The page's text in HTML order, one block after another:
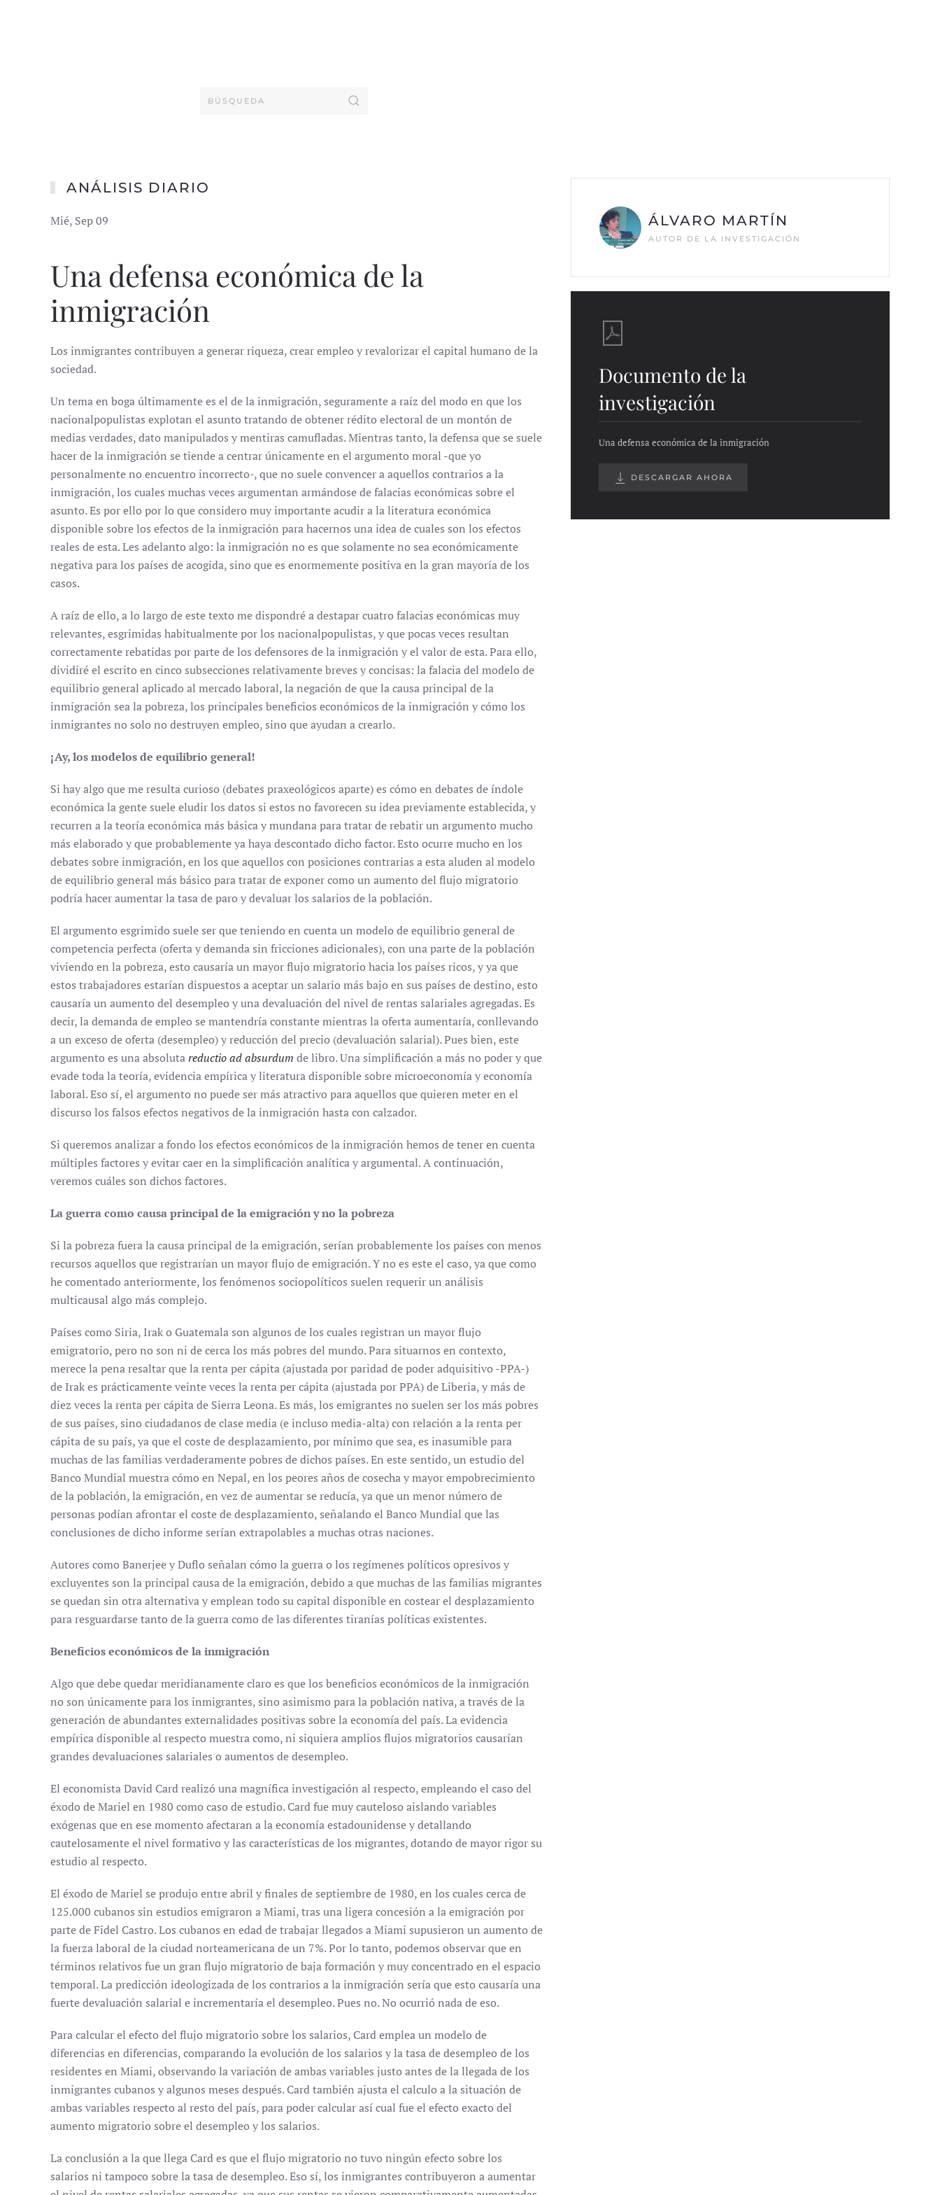
ANÁLISIS DIARIO
Mié, Sep 09
Una defensa económica de la
inmigración
Los inmigrantes contribuyen a generar riqueza, crear empleo y revalorizar el capital humano de la
sociedad.
Un tema en boga últimamente es el de la inmigración, seguramente a raíz del modo en que los
nacionalpopulistas explotan el asunto tratando de obtener rédito electoral de un montón de
medias verdades, dato manipulados y mentiras camufladas. Mientras tanto, la defensa que se suele
hacer de la inmigración se tiende a centrar únicamente en el argumento moral -que yo
personalmente no encuentro incorrecto-, que no suele convencer a aquellos contrarios a la
inmigración, los cuales muchas veces argumentan armándose de falacias económicas sobre el
asunto. Es por ello por lo que considero muy importante acudir a la literatura económica
disponible sobre los efectos de la inmigración para hacernos una idea de cuales son los efectos
reales de esta. Les adelanto algo: la inmigración no es que solamente no sea económicamente
negativa para los países de acogida, sino que es enormemente positiva en la gran mayoría de los
casos.
A raíz de ello, a lo largo de este texto me dispondré a destapar cuatro falacias económicas muy
relevantes, esgrimidas habitualmente por los nacionalpopulistas, y que pocas veces resultan
correctamente rebatidas por parte de los defensores de la inmigración y el valor de esta. Para ello,
dividiré el escrito en cinco subsecciones relativamente breves y concisas: la falacia del modelo de
equilibrio general aplicado al mercado laboral, la negación de que la causa principal de la
inmigración sea la pobreza, los principales beneficios económicos de la inmigración y cómo los
inmigrantes no solo no destruyen empleo, sino que ayudan a crearlo.
¡Ay, los modelos de equilibrio general!
Si hay algo que me resulta curioso (debates praxeológicos aparte) es cómo en debates de índole
económica la gente suele eludir los datos si estos no favorecen su idea previamente establecida, y
recurren a la teoría económica más básica y mundana para tratar de rebatir un argumento mucho
más elaborado y que probablemente ya haya descontado dicho factor. Esto ocurre mucho en los
debates sobre inmigración, en los que aquellos con posiciones contrarias a esta aluden al modelo
de equilibrio general más básico para tratar de exponer como un aumento del flujo migratorio
podría hacer aumentar la tasa de paro y devaluar los salarios de la población.
El argumento esgrimido suele ser que teniendo en cuenta un modelo de equilibrio general de
competencia perfecta (oferta y demanda sin fricciones adicionales), con una parte de la población
viviendo en la pobreza, esto causaría un mayor flujo migratorio hacia los países ricos, y ya que
estos trabajadores estarían dispuestos a aceptar un salario más bajo en sus países de destino, esto
causaría un aumento del desempleo y una devaluación del nivel de rentas salariales agregadas. Es
decir, la demanda de empleo se mantendría constante mientras la oferta aumentaría, conllevando
a un exceso de oferta (desempleo) y reducción del precio (devaluación salarial). Pues bien, este
argumento es una absolutareductio ad absurdum de libro. Una simplificación a más no poder y que
evade toda la teoría, evidencia empírica y literatura disponible sobre microeconomía y economía
laboral. Eso sí, el argumento no puede ser más atractivo para aquellos que quieren meter en el
discurso los falsos efectos negativos de la inmigración hasta con calzador.
Si queremos analizar a fondo los efectos económicos de la inmigración hemos de tener en cuenta
múltiples factores y evitar caer en la simplificación analítica y argumental. A continuación,
veremos cuáles son dichos factores.
La guerra como causa principal de la emigración y no la pobreza
Si la pobreza fuera la causa principal de la emigración, serían probablemente los países con menos
recursos aquellos que registrarían un mayor flujo de emigración. Y no es este el caso, ya que como
he comentado anteriormente, los fenómenos sociopolíticos suelen requerir un análisis
multicausal algo más complejo.
Países como Siria, Irak o Guatemala son algunos de los cuales registran un mayor flujo
emigratorio, pero no son ni de cerca los más pobres del mundo. Para situarnos en contexto,
merece la pena resaltar que la renta per cápita (ajustada por paridad de poder adquisitivo -PPA-)
de Irak es prácticamente veinte veces la renta per cápita (ajustada por PPA) de Liberia, y más de
diez veces la renta per cápita de Sierra Leona. Es más, los emigrantes no suelen ser los más pobres
de sus países, sino ciudadanos de clase media (e incluso media-alta) con relación a la renta per
cápita de su país, ya que el coste de desplazamiento, por mínimo que sea, es inasumible para
muchas de las familias verdaderamente pobres de dichos países. En este sentido, un estudio del
Banco Mundial muestra cómo en Nepal, en los peores años de cosecha y mayor empobrecimiento
de la población, la emigración, en vez de aumentar se reducía, ya que un menor número de
personas podían afrontar el coste de desplazamiento, señalando el Banco Mundial que las
conclusiones de dicho informe serían extrapolables a muchas otras naciones.
Autores como Banerjee y Duflo señalan cómo la guerra o los regímenes políticos opresivos y
excluyentes son la principal causa de la emigración, debido a que muchas de las familias migrantes
se quedan sin otra alternativa y emplean todo su capital disponible en costear el desplazamiento
para resguardarse tanto de la guerra como de las diferentes tiranías políticas existentes.
Beneficios económicos de la inmigración
Algo que debe quedar meridianamente claro es que los beneficios económicos de la inmigración
no son únicamente para los inmigrantes, sino asimismo para la población nativa, a través de la
generación de abundantes externalidades positivas sobre la economía del país. La evidencia
empírica disponible al respecto muestra como, ni siquiera amplios flujos migratorios causarían
grandes devaluaciones salariales o aumentos de desempleo.
El economista David Card realizó una magnífica investigación al respecto, empleando el caso del
éxodo de Mariel en 1980 como caso de estudio. Card fue muy cauteloso aislando variables
exógenas que en ese momento afectaran a la economía estadounidense y detallando
cautelosamente el nivel formativo y las características de los migrantes, dotando de mayor rigor su
estudio al respecto.
El éxodo de Mariel se produjo entre abril y finales de septiembre de 1980, en los cuales cerca de
125.000 cubanos sin estudios emigraron a Miami, tras una ligera concesión a la emigración por
parte de Fidel Castro. Los cubanos en edad de trabajar llegados a Miami supusieron un aumento de
la fuerza laboral de la ciudad norteamericana de un 7%. Por lo tanto, podemos observar que en
términos relativos fue un gran flujo migratorio de baja formación y muy concentrado en el espacio
temporal. La predicción ideologizada de los contrarios a la inmigración sería que esto causaría una
fuerte devaluación salarial e incrementaría el desempleo. Pues no. No ocurrió nada de eso.
Para calcular el efecto del flujo migratorio sobre los salarios, Card emplea un modelo de
diferencias en diferencias, comparando la evolución de los salarios y la tasa de desempleo de los
residentes en Miami, observando la variación de ambas variables justo antes de la llegada de los
inmigrantes cubanos y algunos meses después. Card también ajusta el calculo a la situación de
ambas variables respecto al resto del país, para poder calcular así cual fue el efecto exacto del
aumento migratorio sobre el desempleo y los salarios.
La conclusión a la que llega Card es que el flujo migratorio no tuvo ningún efecto sobre los
salarios ni tampoco sobre la tasa de desempleo. Eso sí, los inmigrantes contribuyeron a aumentar
ÁLVARO MARTÍN
AUTOR DE LA INVESTIGACIÓN
Documento de la
investigación
Una defensa económica de la inmigración
DESCARGAR AHORA